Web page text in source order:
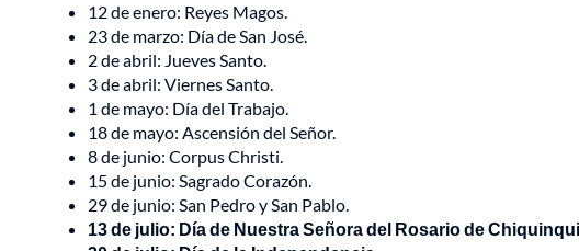
12 de enero: Reyes Magos.
23 de marzo: Día de San José.
2 de abril: Jueves Santo.
3 de abril: Viernes Santo.
1 de mayo: Día del Trabajo.
18 de mayo: Ascensión del Señor.
8 de junio: Corpus Christi.
15 de junio: Sagrado Corazón.
29 de junio: San Pedro y San Pablo.
13 de julio: Día de Nuestra Señora del Rosario de